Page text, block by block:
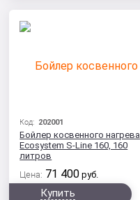
Код: 202001
Бойлер косвенного нагрева
Ecosystem S-Line 160, 160
литров
Цена: 71 400 руб.
Купить